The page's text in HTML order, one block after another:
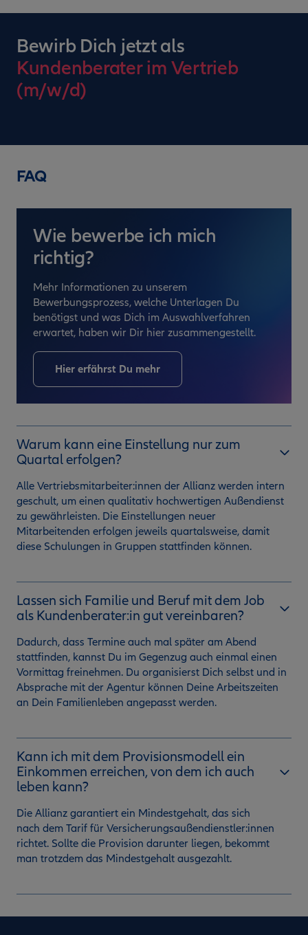
Bewirb Dich jetzt als
Kundenberater im Vertrieb
(m/w/d)
FAQ
Wie bewerbe ich mich
richtig?
Mehr Informationen zu unserem
Bewerbungsprozess, welche Unterlagen Du
benötigst und was Dich im Auswahlverfahren
erwartet, haben wir Dir hier zusammengestellt.
Hier erfährst Du mehr
Warum kann eine Einstellung nur zum
Quartal erfolgen?
Alle Vertriebsmitarbeiter:innen der Allianz werden intern
geschult, um einen qualitativ hochwertigen Außendienst
zu gewährleisten. Die Einstellungen neuer
Mitarbeitenden erfolgen jeweils quartalsweise, damit
diese Schulungen in Gruppen stattfinden können.
Lassen sich Familie und Beruf mit dem Job
als Kundenberater:in gut vereinbaren?
Dadurch, dass Termine auch mal später am Abend
stattfinden, kannst Du im Gegenzug auch einmal einen
Vormittag freinehmen. Du organisierst Dich selbst und in
Absprache mit der Agentur können Deine Arbeitszeiten
an Dein Familienleben angepasst werden.
Kann ich mit dem Provisionsmodell ein
Einkommen erreichen, von dem ich auch
leben kann?
Die Allianz garantiert ein Mindestgehalt, das sich
nach dem Tarif für Versicherungsaußendienstler:innen
richtet. Sollte die Provision darunter liegen, bekommt
man trotzdem das Mindestgehalt ausgezahlt.